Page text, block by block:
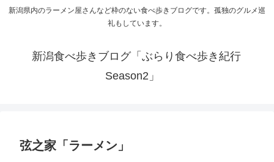
新潟県内のラーメン屋さんなど枠のない食べ歩きブログです。孤独のグルメ巡
礼もしています。
新潟食べ歩きブログ「ぶらり食べ歩き紀行
Season2」
弦之家「ラーメン」